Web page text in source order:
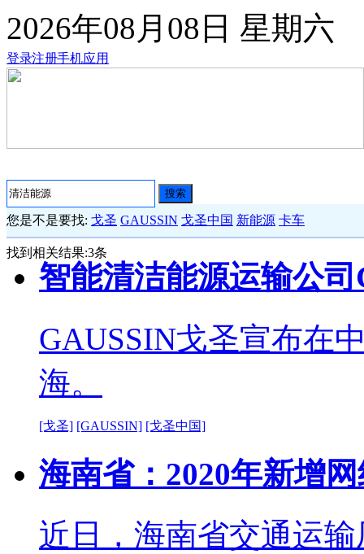
2026年08月08日 星期六
登录注册手机应用
搜索
您是不是要找: 戈圣 GAUSSIN 戈圣中国 新能源 卡车
找到相关结果:3条
智能清洁能源运输公
GAUSSIN戈圣宣布在
海。
[戈圣] [GAUSSIN] [戈圣中国]
海南省：2020年新增
近日，海南省交通运